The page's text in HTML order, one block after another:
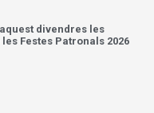
divendres les
Festes Patronals 2026